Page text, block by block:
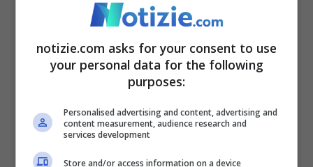
La città di Severodonetsk è sempre più vicina ad essere
occupata completamente dai russi © Ansa
Vladimir Putin ha deciso: vuole occupare il
del piano, almeno dalle notizie che
notizie.com asks for your consent to use
your personal data for the following
purposes:
Personalised advertising and content, advertising and
content measurement, audience research and
services development
Store and/or access information on a device